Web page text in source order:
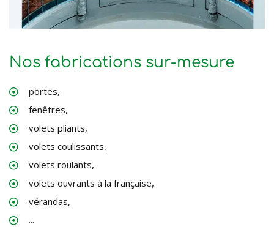
Nos fabrications sur-mesure
portes,
fenêtres,
volets pliants,
volets coulissants,
volets roulants,
volets ouvrants à la française,
vérandas,
...